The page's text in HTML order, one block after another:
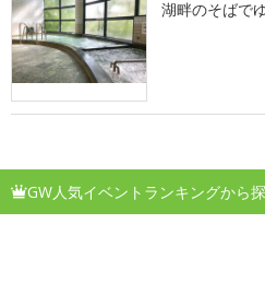
湖畔のそばで
GW人気イベントランキングから探